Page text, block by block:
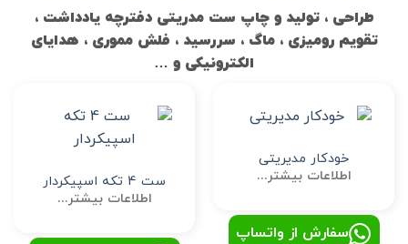
طراحی ، تولید و چاپ ست مدریتی دفترچه یادداشت ،
تقویم رومیزی ، ماگ ، سررسید ، فلش مموری ، هدایای
الکترونیکی و …
خودکار مدیریتی
اطلاعات بیشتر...
سفارش از واتساپ
ست 4 تکه اسپیکردار
اطلاعات بیشتر...